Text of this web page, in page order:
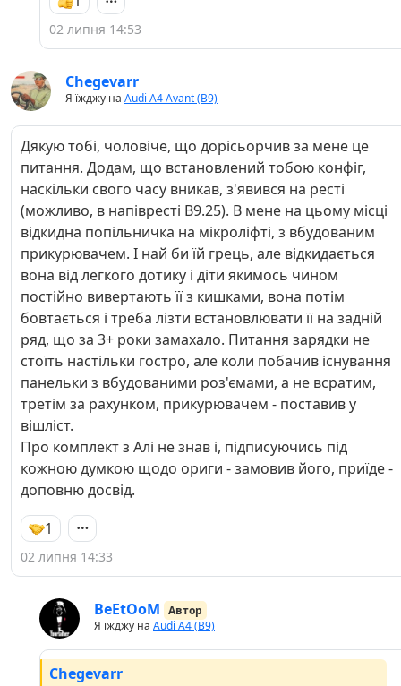
02 липня 14:53
Chegevarr
Я їжджу на Audi A4 Avant (B9)
Дякую тобі, чоловіче, що дорісьорчив за мене це
питання. Додам, що встановлений тобою конфіг,
наскільки свого часу вникав, з'явився на ресті
(можливо, в напівресті B9.25). В мене на цьому місці
відкидна попільничка на мікроліфті, з вбудованим
прикурювачем. І най би їй грець, але відкидається
вона від легкого дотику і діти якимось чином
постійно вивертають її з кишками, вона потім
бовтається і треба лізти встановлювати її на задній
ряд, що за 3+ роки замахало. Питання зарядки не
стоїть настільки гостро, але коли побачив існування
панельки з вбудованими роз'ємами, а не всратим,
третім за рахунком, прикурювачем - поставив у
вішліст.
Про комплект з Алі не знав і, підписуючись під
кожною думкою щодо ориги - замовив його, приїде -
доповню досвід.
1
02 липня 14:33
BeEtOoM Автор
Я їжджу на Audi A4 (B9)
Chegevarr